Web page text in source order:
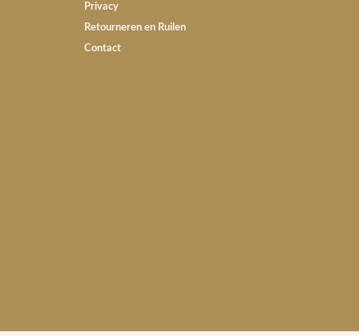
Privacy
Retourneren en Ruilen
Contact